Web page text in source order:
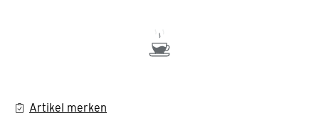
Artikel merken